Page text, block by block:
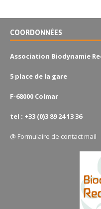
COORDONNÉES
Association Biodynamie
5 place de la gare
F-68000 Colmar
tel : +33 (0)3 89 24 13 36
@ Formulaire de contact mail